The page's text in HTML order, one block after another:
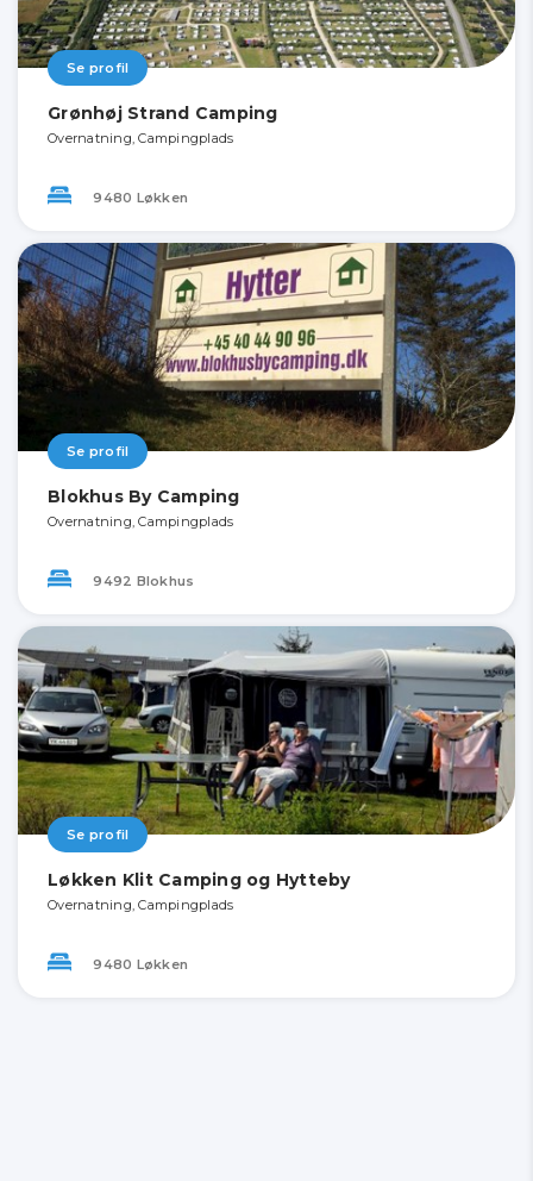
Se profil
Grønhøj Strand Camping
Overnatning, Campingplads
9480 Løkken
Se profil
Blokhus By Camping
Overnatning, Campingplads
9492 Blokhus
Se profil
Løkken Klit Camping og Hytteby
Overnatning, Campingplads
9480 Løkken